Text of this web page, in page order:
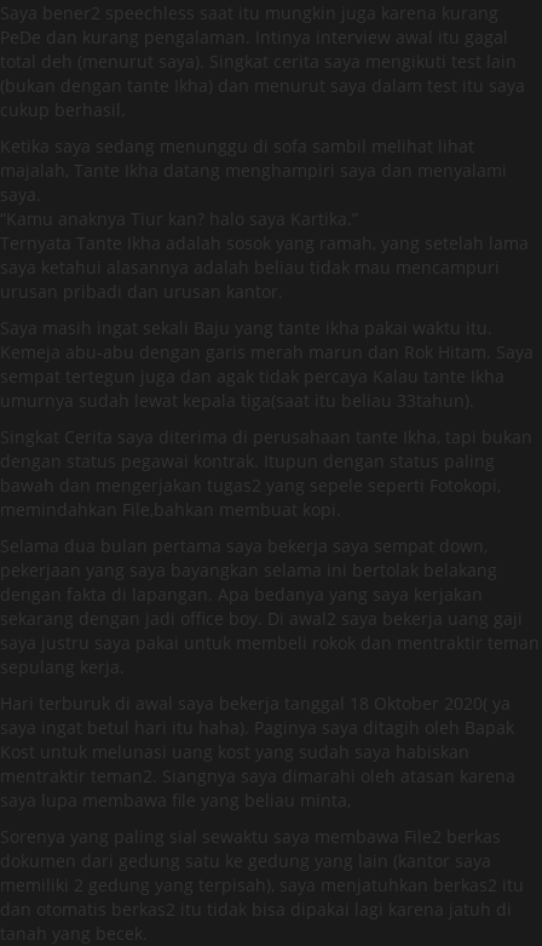
Saya bener2 speechless saat itu mungkin juga karena kurang
PeDe dan kurang pengalaman. Intinya interview awal itu gagal
total deh (menurut saya). Singkat cerita saya mengikuti test lain
(bukan dengan tante Ikha) dan menurut saya dalam test itu saya
cukup berhasil.
Ketika saya sedang menunggu di sofa sambil melihat lihat
majalah, Tante Ikha datang menghampiri saya dan menyalami
saya.
“Kamu anaknya Tiur kan? halo saya Kartika.”
Ternyata Tante Ikha adalah sosok yang ramah, yang setelah lama
saya ketahui alasannya adalah beliau tidak mau mencampuri
urusan pribadi dan urusan kantor.
Saya masih ingat sekali Baju yang tante ikha pakai waktu itu.
Kemeja abu-abu dengan garis merah marun dan Rok Hitam. Saya
sempat tertegun juga dan agak tidak percaya Kalau tante Ikha
umurnya sudah lewat kepala tiga(saat itu beliau 33tahun).
Singkat Cerita saya diterima di perusahaan tante Ikha, tapi bukan
dengan status pegawai kontrak. Itupun dengan status paling
bawah dan mengerjakan tugas2 yang sepele seperti Fotokopi,
memindahkan File,bahkan membuat kopi.
Selama dua bulan pertama saya bekerja saya sempat down,
pekerjaan yang saya bayangkan selama ini bertolak belakang
dengan fakta di lapangan. Apa bedanya yang saya kerjakan
sekarang dengan jadi office boy. Di awal2 saya bekerja uang gaji
saya justru saya pakai untuk membeli rokok dan mentraktir teman
sepulang kerja.
Hari terburuk di awal saya bekerja tanggal 18 Oktober 2020( ya
saya ingat betul hari itu haha). Paginya saya ditagih oleh Bapak
Kost untuk melunasi uang kost yang sudah saya habiskan
mentraktir teman2. Siangnya saya dimarahi oleh atasan karena
saya lupa membawa file yang beliau minta,
Sorenya yang paling sial sewaktu saya membawa File2 berkas
dokumen dari gedung satu ke gedung yang lain (kantor saya
memiliki 2 gedung yang terpisah), saya menjatuhkan berkas2 itu
dan otomatis berkas2 itu tidak bisa dipakai lagi karena jatuh di
tanah yang becek.